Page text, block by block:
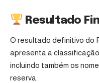
Resultado
O resultado definitivo do
apresenta a
incluindo também os
reserva.